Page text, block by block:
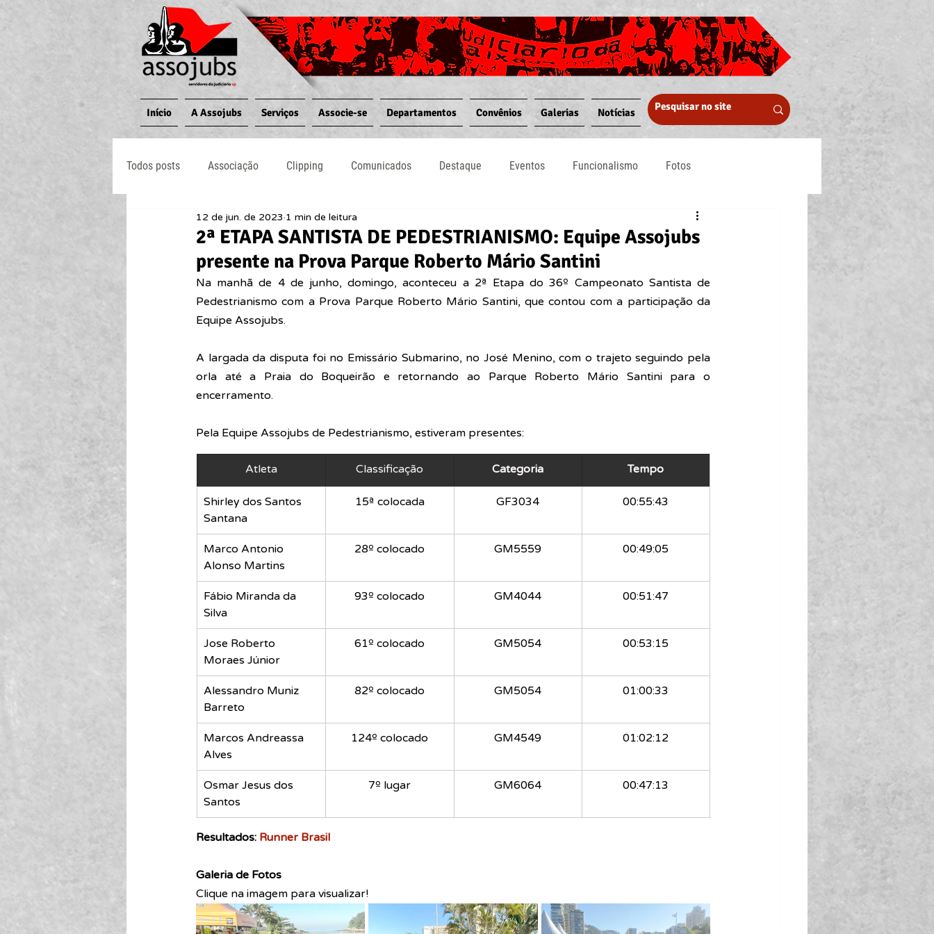
Início A Assojubs Serviços Associe-se Departamentos Convênios Galerias Notícias
Todos posts Associação Clipping Comunicados Destaque Eventos Funcionalismo Fotos
Jornal O Processo Judiciário Notícias
2ª ETAPA SANTISTA DE PEDESTRIANISMO: Equipe Assojubs
presente na Prova Parque Roberto Mário Santini
12 de jun. de 2023 1 min de leitura
Na manhã de 4 de junho, domingo, aconteceu a 2ª Etapa do 36º Campeonato Santista de
Pedestrianismo com a Prova Parque Roberto Mário Santini, que contou com a participação da
Equipe Assojubs.
A largada da disputa foi no Emissário Submarino, no José Menino, com o trajeto seguindo pela
orla até a Praia do Boqueirão e retornando ao Parque Roberto Mário Santini para o
encerramento.
Pela Equipe Assojubs de Pedestrianismo, estiveram presentes:
Atleta Classificação Categoria Tempo
Shirley dos Santos
Santana
15ª colocada GF3034 00:55:43
Marco Antonio
Alonso Martins
28º colocado GM5559 00:49:05
Fábio Miranda da
Silva
​93º colocado GM4044 00:51:47
Jose Roberto
Moraes Júnior
61º colocado GM5054 00:53:15
Alessandro Muniz
Barreto
82º colocado GM5054 01:00:33
Marcos Andreassa
Alves
124º colocado GM4549 01:02:12
Osmar Jesus dos
Santos
7º lugar GM6064 00:47:13
Resultados: Runner Brasil
Galeria de Fotos
Clique na imagem para visualizar!